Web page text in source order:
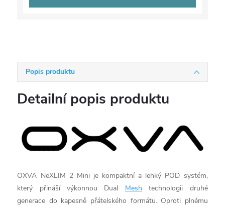
Popis produktu
Detailní popis produktu
OXVA NeXLIM 2 Mini je kompaktní a lehký POD systém,
který přináší výkonnou Dual Mesh technologii druhé
generace do kapesně přátelského formátu. Oproti plnému